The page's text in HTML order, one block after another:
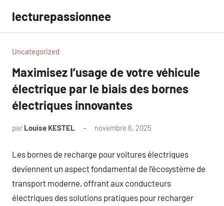
contenu
lecturepassionnee
Uncategorized
Maximisez l’usage de votre véhicule
électrique par le biais des bornes
électriques innovantes
par Louise KESTEL novembre 6, 2025
Les bornes de recharge pour voitures électriques
deviennent un aspect fondamental de l’écosystème de
transport moderne, offrant aux conducteurs
électriques des solutions pratiques pour recharger